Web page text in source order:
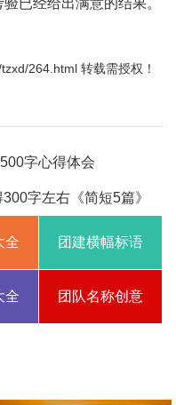
已经给出满意的结果。
264.html 转载需授权！
字心得体会
字左右《简短5篇》
全 团建横幅标语
全 团队名称创意